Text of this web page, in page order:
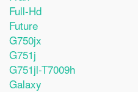
Full-Hd
Future
G750jx
G751j
G751jl-T7009h
Galaxy